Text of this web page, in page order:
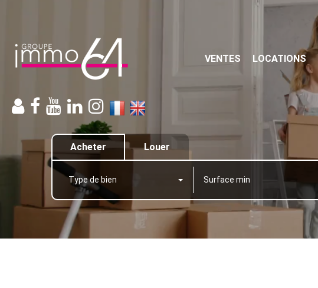
VENTES LOCATIONS
Acheter Louer
Type de bien